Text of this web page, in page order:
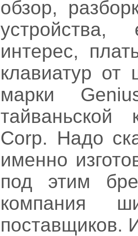
обзор,
интерес,
клавиатур от
марки
тайваньской
Corp. Надо
именно
под этим
компания
поставщиков.